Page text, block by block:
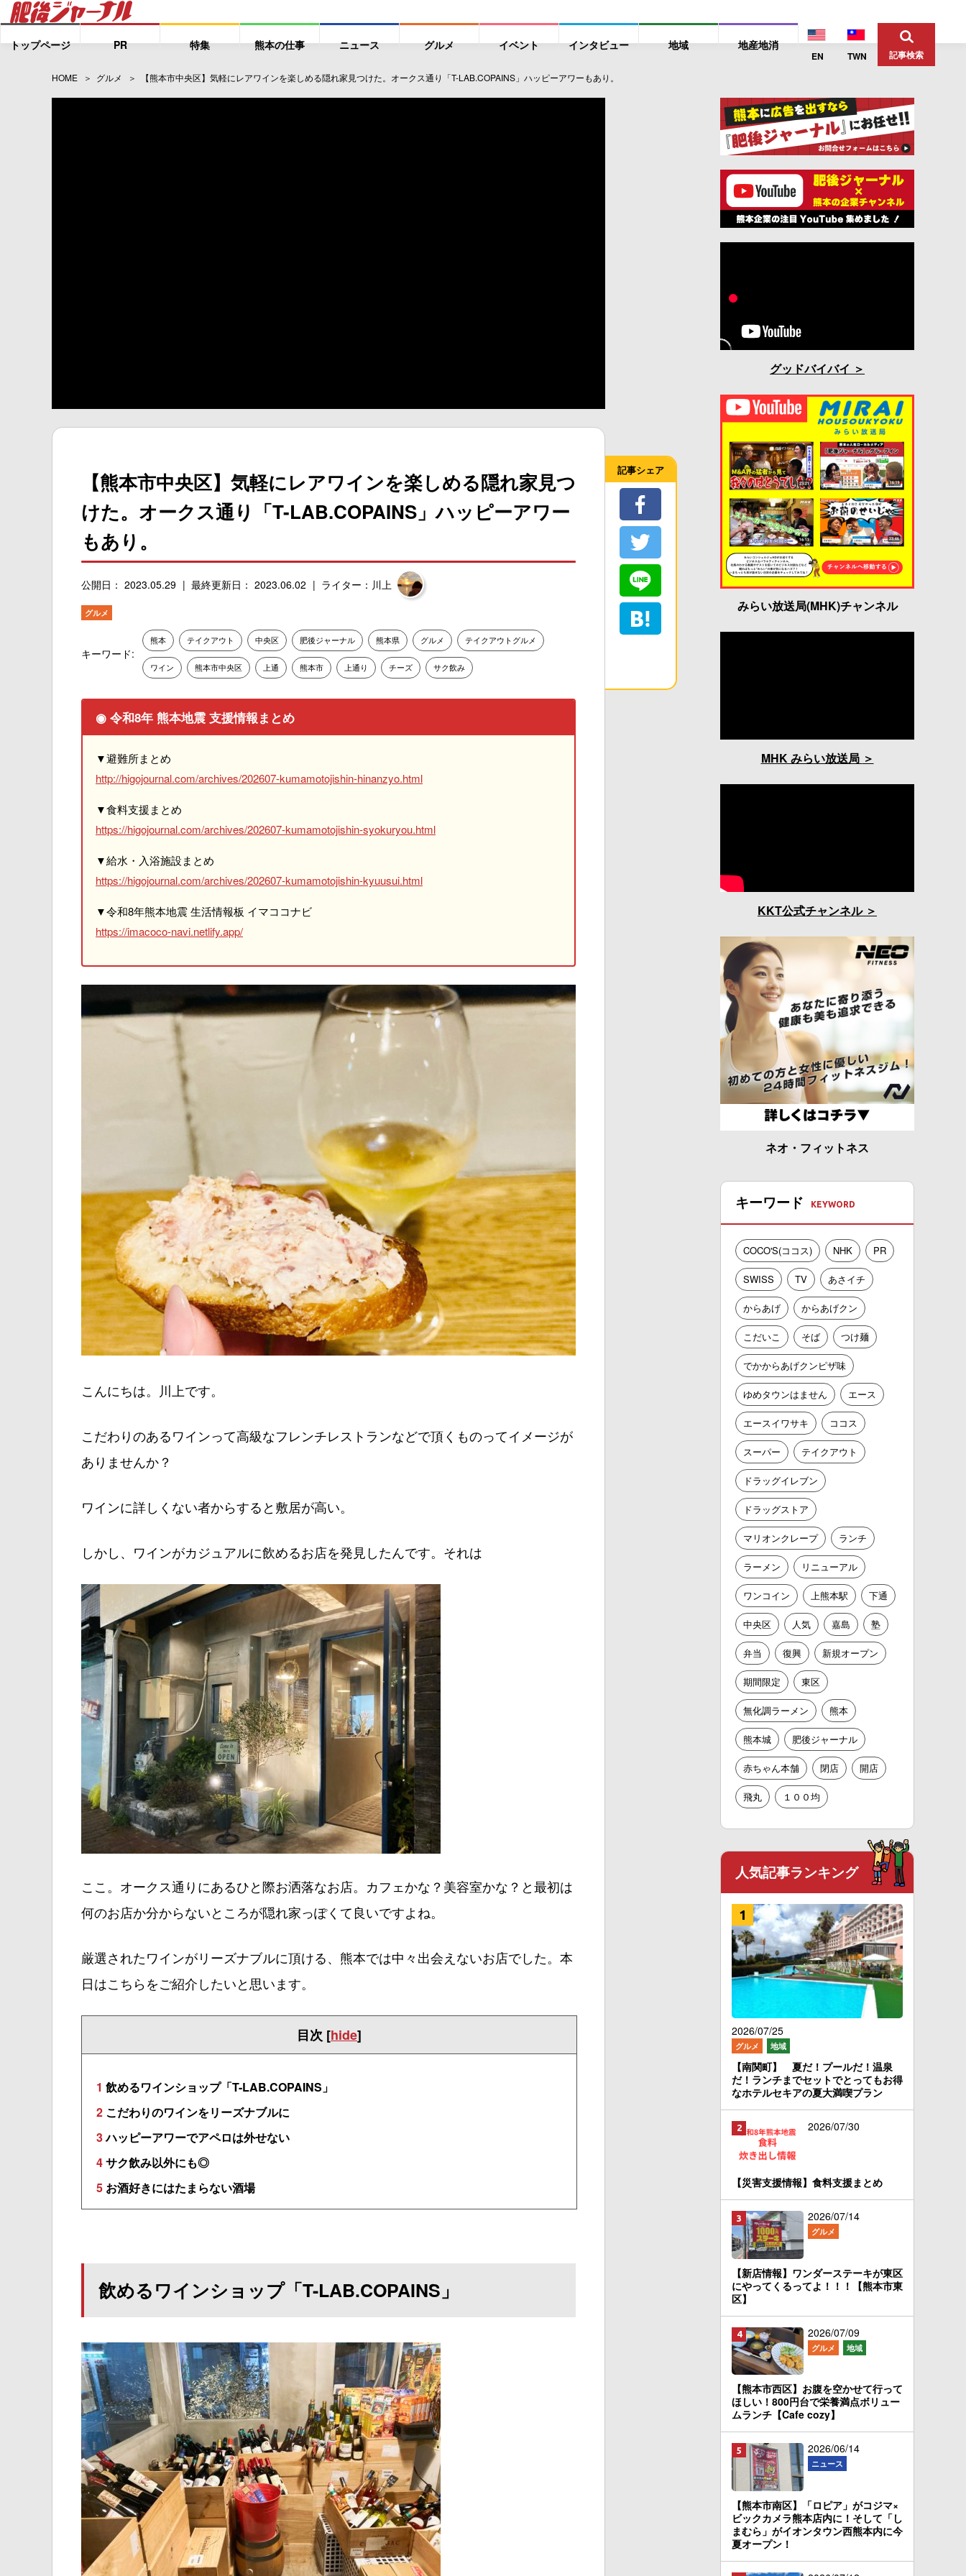
トップページ PR 特集 熊本の仕事 ニュース グルメ イベント インタビュー 地域 地産地消
EN TWN 記事検索
HOME グルメ 【熊本市中央区】気軽にレアワインを楽しめる隠れ家見つけた。オークス通り「T-LAB.COPAINS」ハッピーアワーもあり。
【熊本市中央区】気軽にレアワインを楽しめる隠れ家見つ
けた。オークス通り「T-LAB.COPAINS」ハッピーアワー
もあり。
公開日： 2023.05.29 最終更新日： 2023.06.02 ライター：川上
グルメ
キーワード:
熊本 テイクアウト 中央区 肥後ジャーナル 熊本県 グルメ テイクアウトグルメ
ワイン 熊本市中央区 上通 熊本市 上通り チーズ サク飲み
◉ 令和8年 熊本地震 支援情報まとめ
▼避難所まとめ
http://higojournal.com/archives/202607-kumamotojishin-hinanzyo.html
▼食料支援まとめ
https://higojournal.com/archives/202607-kumamotojishin-syokuryou.html
▼給水・入浴施設まとめ
https://higojournal.com/archives/202607-kumamotojishin-kyuusui.html
▼令和8年熊本地震 生活情報板 イマココナビ
https://imacoco-navi.netlify.app/
こんにちは。川上です。
こだわりのあるワインって高級なフレンチレストランなどで頂くものってイメージが
ありませんか？
ワインに詳しくない者からすると敷居が高い。
しかし、ワインがカジュアルに飲めるお店を発見したんです。それは
ここ。オークス通りにあるひと際お洒落なお店。カフェかな？美容室かな？と最初は
何のお店か分からないところが隠れ家っぽくて良いですよね。
厳選されたワインがリーズナブルに頂ける、熊本では中々出会えないお店でした。本
日はこちらをご紹介したいと思います。
目次 [hide]
1 飲めるワインショップ「T-LAB.COPAINS」
2 こだわりのワインをリーズナブルに
3ハッピーアワーでアペロは外せない
4サク飲み以外にも◎
5 お酒好きにはたまらない酒場
飲めるワインショップ「T-LAB.COPAINS」
記事シェア
グッドバイバイ
みらい放送局(MHK)チャンネル
MHK みらい放送局
KKT公式チャンネル
ネオ・フィットネス
キーワード
COCO'S(ココス) NHK PR
SWISS TV あさイチ
からあげ からあげクン
こだいこ そば つけ麺
でかからあげクンピザ味
ゆめタウンはません エース
エースイワサキ ココス
スーパー テイクアウト
ドラッグイレブン
ドラッグストア
マリオンクレープ ランチ
ラーメン リニューアル
ワンコイン 上熊本駅 下通
中央区 人気 嘉島 塾
弁当 復興 新規オープン
期間限定 東区
無化調ラーメン 熊本
熊本城 肥後ジャーナル
赤ちゃん本舗 閉店 開店
飛丸 １００均
人気記事ランキング
2026/07/25
グルメ 地域
【南関町】 夏だ！プールだ！温泉
だ！ランチまでセットでとってもお得
なホテルセキアの夏大満喫プラン
2026/07/30
【災害支援情報】食料支援まとめ
2026/07/14
グルメ
【新店情報】ワンダーステーキが東区
にやってくるってよ！！！【熊本市東
区】
2026/07/09
グルメ 地域
【熊本市西区】お腹を空かせて行って
ほしい！800円台で栄養満点ボリュー
ムランチ【Cafe cozy】
2026/06/14
ニュース
【熊本市南区】「ロピア」がコジマ×
ビックカメラ熊本店内に！そして「し
まむら」がイオンタウン西熊本内に今
夏オープン！